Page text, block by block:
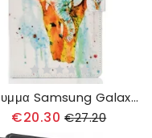
Κάλυμμα Samsung Galaxy Tab S6 Lite Ακουαρέλα Ελέφαντας
€20.30 €27.20